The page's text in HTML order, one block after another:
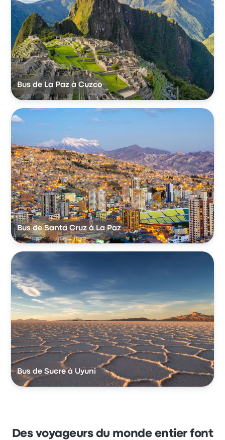
Bus de La Paz à Cuzco
Bus de Santa Cruz à La Paz
Bus de Sucre à Uyuni
Des voyageurs du monde entier font